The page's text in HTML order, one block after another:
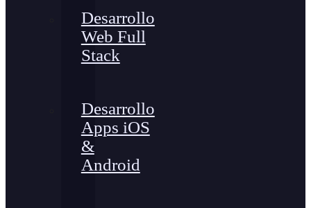
Desarrollo
Web Full
Stack
Desarrollo
Apps iOS
&
Android